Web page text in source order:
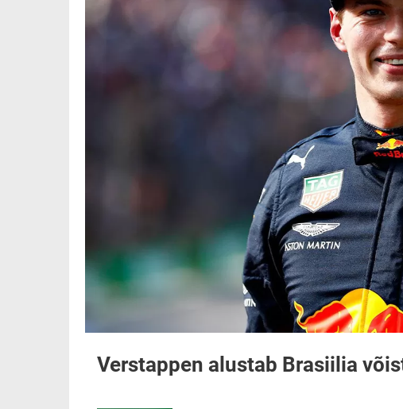
Verstappen alustab Brasiilia